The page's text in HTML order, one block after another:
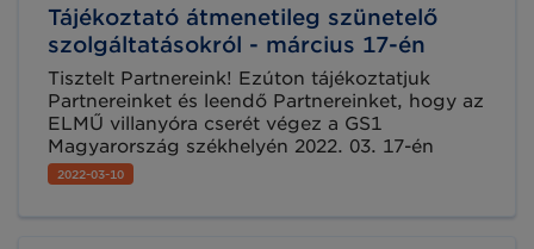
Tájékoztató átmenetileg szünetelő
szolgáltatásokról - március 17-én
Tisztelt Partnereink! Ezúton tájékoztatjuk
Partnereinket és leendő Partnereinket, hogy az
ELMŰ villanyóra cserét végez a GS1
Magyarország székhelyén 2022. 03. 17-én
délelőtt (előreláthatóan 8.00-12.00 óra között),
melynek következtében egyes szolgáltatásaink
2022-03-10